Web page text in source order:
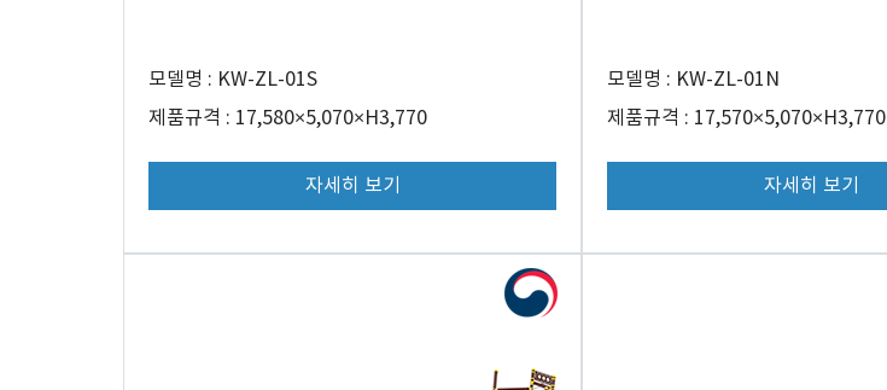
모델명 : KW-ZL-01S
제품규격 : 17,580×5,070×H3,770
자세히 보기
모델명 : KW-ZL-01N
제품규격 : 17,570×5,070×H3,770
자세히 보기